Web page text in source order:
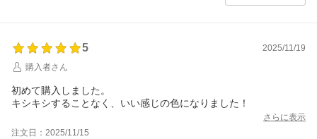
5
2025/11/19
購入者さん
初めて購入しました。
キシキシすることなく、いい感じの色になりました！
さらに表示
注文日：2025/11/15